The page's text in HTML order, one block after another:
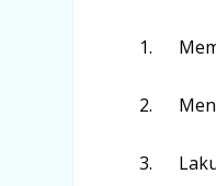
1.
2.
3.